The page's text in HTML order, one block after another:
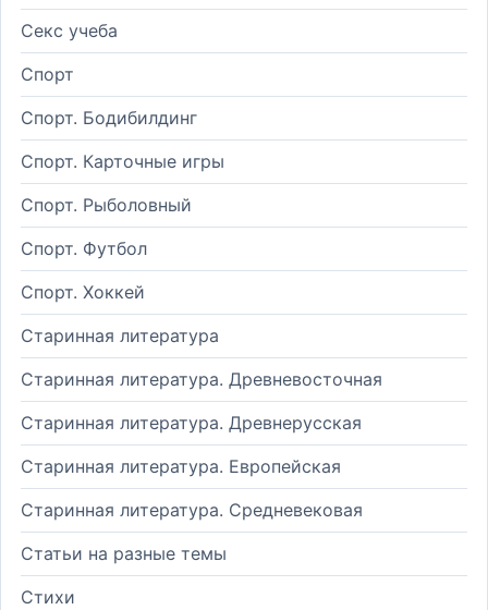
Секс учеба
Спорт
Спорт. Бодибилдинг
Спорт. Карточные игры
Спорт. Рыболовный
Спорт. Футбол
Спорт. Хоккей
Старинная литература
Старинная литература. Древневосточная
Старинная литература. Древнерусская
Старинная литература. Европейская
Старинная литература. Средневековая
Статьи на разные темы
Стихи